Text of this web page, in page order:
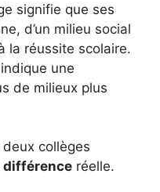
signifie que ses
d’un milieu social
la réussite scolaire.
une
de milieux plus
collèges
différence réelle.